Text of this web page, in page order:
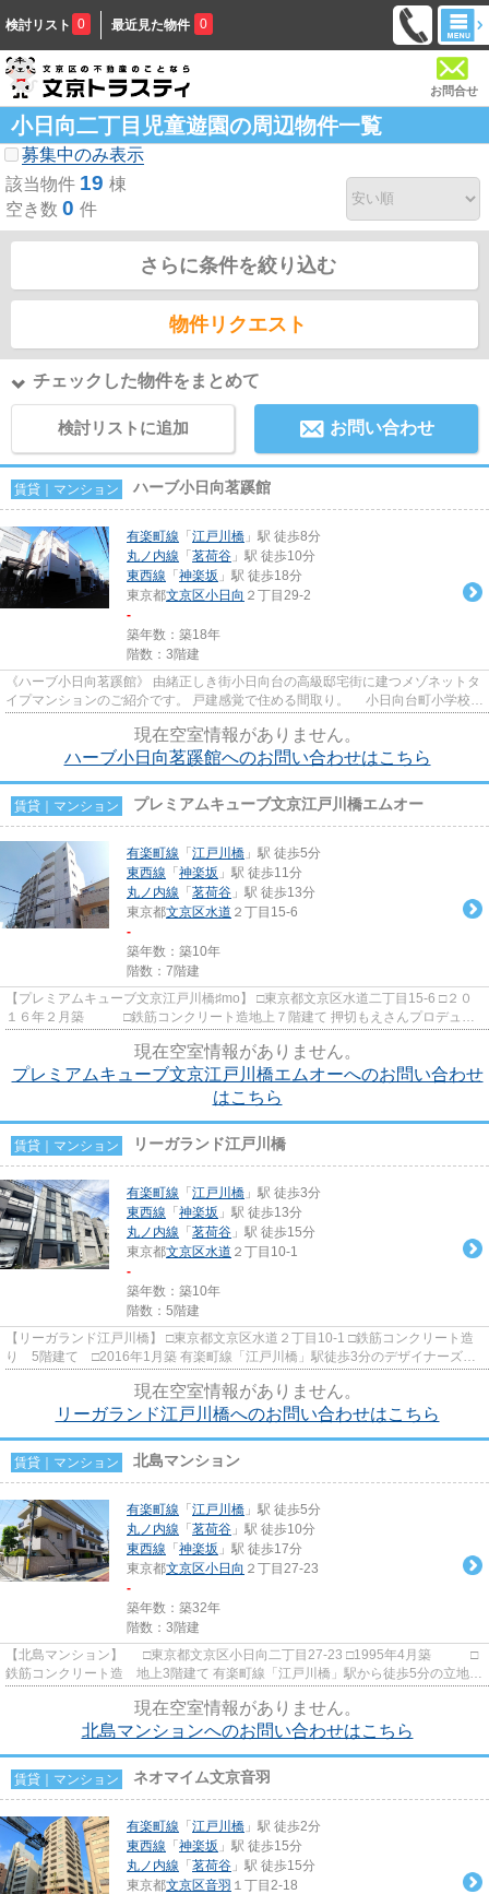
検討リスト 0 最近見た物件 0
お問合せ
小日向二丁目児童遊園の周辺物件一覧
募集中のみ表示
該当物件 19 棟
空き数 0 件
さらに条件を絞り込む
物件リクエスト
チェックした物件をまとめて
検討リストに追加 お問い合わせ
賃貸｜マンション ハーブ小日向茗蹊館
有楽町線 「 江戸川橋 」駅 徒歩8分
丸ノ内線 「 茗荷谷 」駅 徒歩10分
東西線 「 神楽坂 」駅 徒歩18分
東京都文京区小日向 ２丁目29-2
-
築年数：築18年
階数：3階建
《ハーブ小日向茗蹊館》 由緒正しき街小日向台の高級邸宅街に建つメゾネットタ
イプマンションのご紹介です。 戸建感覚で住める間取り。 小日向台町小学校学
現在空室情報がありません。
ハーブ小日向茗蹊館へのお問い合わせはこちら
賃貸｜マンション プレミアムキューブ文京江戸川橋エムオー
有楽町線 「 江戸川橋 」駅 徒歩5分
東西線 「 神楽坂 」駅 徒歩11分
丸ノ内線 「 茗荷谷 」駅 徒歩13分
東京都文京区水道 ２丁目15-6
-
築年数：築10年
階数：7階建
【プレミアムキューブ文京江戸川橋♯mo】 □東京都文京区水道二丁目15-6 □２０
１６年２月築 □鉄筋コンクリート造地上７階建て 押切もえさんプロデュー
現在空室情報がありません。
プレミアムキューブ文京江戸川橋エムオーへのお問い合わせ
はこちら
賃貸｜マンション リーガランド江戸川橋
有楽町線 「 江戸川橋 」駅 徒歩3分
東西線 「 神楽坂 」駅 徒歩13分
丸ノ内線 「 茗荷谷 」駅 徒歩15分
東京都文京区水道 ２丁目10-1
-
築年数：築10年
階数：5階建
【リーガランド江戸川橋】 □東京都文京区水道２丁目10-1 □鉄筋コンクリート造
り 5階建て □2016年1月築 有楽町線「江戸川橋」駅徒歩3分のデザイナーズマ
現在空室情報がありません。
リーガランド江戸川橋へのお問い合わせはこちら
賃貸｜マンション 北島マンション
有楽町線 「 江戸川橋 」駅 徒歩5分
丸ノ内線 「 茗荷谷 」駅 徒歩10分
東西線 「 神楽坂 」駅 徒歩17分
東京都文京区小日向 ２丁目27-23
-
築年数：築32年
階数：3階建
【北島マンション】 □東京都文京区小日向二丁目27-23 □1995年4月築 □
鉄筋コンクリート造 地上3階建て 有楽町線「江戸川橋」駅から徒歩5分の立地に
現在空室情報がありません。
北島マンションへのお問い合わせはこちら
賃貸｜マンション ネオマイム文京音羽
有楽町線 「 江戸川橋 」駅 徒歩2分
東西線 「 神楽坂 」駅 徒歩15分
丸ノ内線 「 茗荷谷 」駅 徒歩15分
東京都文京区音羽 １丁目2-18